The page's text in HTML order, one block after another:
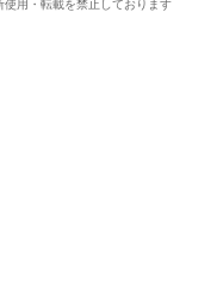
用・転載を禁止しております